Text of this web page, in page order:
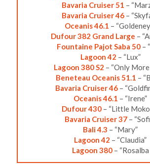
Bavaria Cruiser 51 –
Bavaria Cruiser 46 –
Oceanis 46.1 –
Dufour 382 Grand Large –
Fountaine Pajot Saba 50 –
Lagoon 42 – “Lux”
Lagoon 380 S2 – “Only More
Beneteau Oceanis 51.1 –
Bavaria Cruiser 46–
Oceanis 46.1 – “Irene”
Dufour 430– “Little
Bavaria Cruiser 37 –
Bali 4.3 – “Mary”
Lagoon 42 – “Claudia”
Lagoon 380– “Rosalba